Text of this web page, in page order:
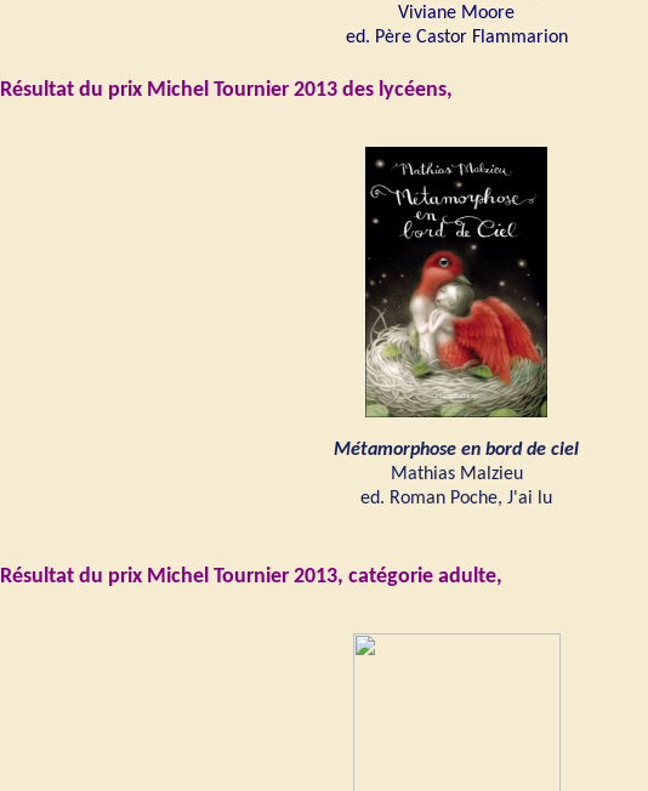
Viviane Moore
ed. Père Castor Flammarion
Résultat du prix Michel Tournier 2013 des lycéens,
Métamorphose en bord de ciel
Mathias Malzieu
ed. Roman Poche, J'ai lu
Résultat du prix Michel Tournier 2013, catégorie adulte,